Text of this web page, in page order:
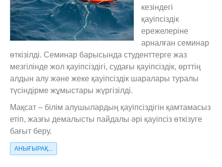
кезіндегі
қауіпсіздік
ережелеріне
арналған семинар
өткізілді. Семинар барысында студенттерге жаз
мезгілінде жол қауіпсіздігі, судағы қауіпсіздік, өрттің
алдын алу және жеке қауіпсіздік шаралары туралы
түсіндірме жұмыстары жүргізілді.
Мақсат – білім алушылардың қауіпсіздігін қамтамасыз
етіп, жазғы демалысты пайдалы әрі қауіпсіз өткізуге
бағыт беру.
АНЫҒЫРАҚ...